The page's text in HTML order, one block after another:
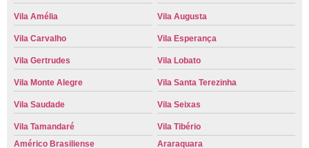
Vila Amélia Vila Augusta
Vila Carvalho Vila Esperança
Vila Gertrudes Vila Lobato
Vila Monte Alegre Vila Santa Terezinha
Vila Saudade Vila Seixas
Vila Tamandaré
Vila Tibério
Américo Brasiliense
Araraquara